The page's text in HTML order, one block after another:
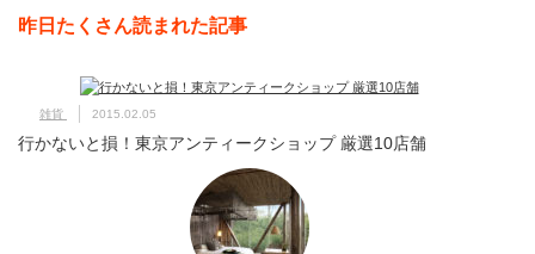
昨日たくさん読まれた記事
雑貨 2015.02.05
行かないと損！東京アンティークショップ 厳選10店舗